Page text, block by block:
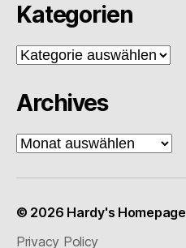
Kategorien
Kategorien
Archives
Archives
© 2026 Hardy's Homepage
Privacy Policy